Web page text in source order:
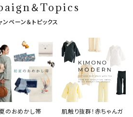
＆Topics
ンペーン＆トピックス
のおめかし帯
肌触り抜群！赤ちゃんガ